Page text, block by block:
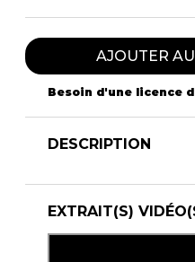
AJOUTER
Besoin d'une licence
DESCRIPTION
EXTRAIT(S)